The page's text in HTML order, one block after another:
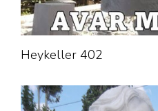
Heykeller 402